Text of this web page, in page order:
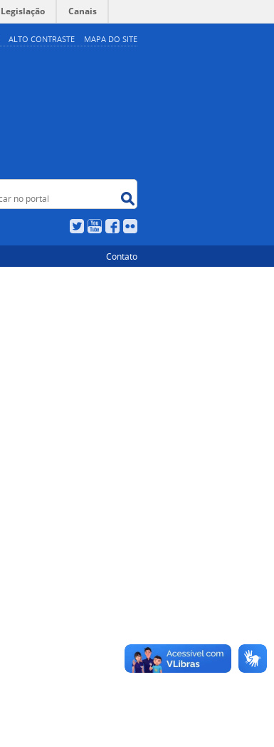
ALTO CONTRASTE MAPA DO SITE
Legislação Canais
TwitterYouTubeFacebook
Contato